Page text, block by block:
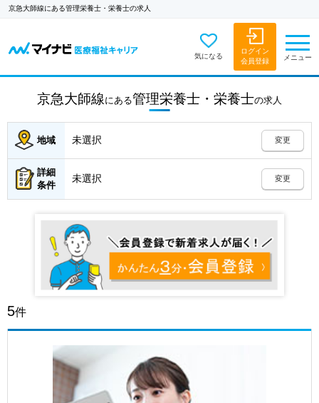
京急大師線にある管理栄養士・栄養士の求人
気になる
ログイン
会員登録
メニュー
京急大師線 にある管理栄養士・栄養士の求人
地域 未選択 変更
詳細
条件
未選択 変更
5件